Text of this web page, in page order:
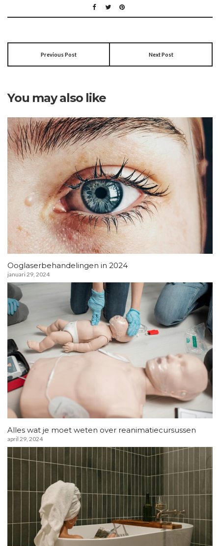
Previous Post Next Post
You may also like
Ooglaserbehandelingen in 2024
januari 29, 2024
Alles wat je moet weten over reanimatiecursussen
april 29, 2024